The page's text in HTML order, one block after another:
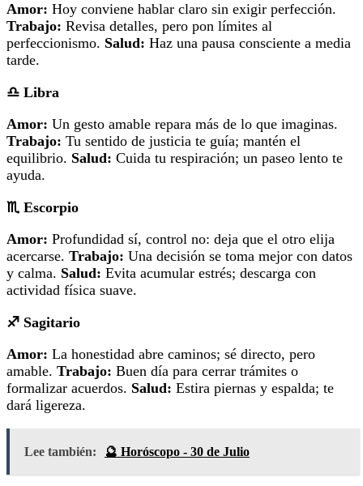
Amor: Hoy conviene hablar claro sin exigir perfección.
Trabajo: Revisa detalles, pero pon límites al
perfeccionismo. Salud: Haz una pausa consciente a media
tarde.
♎ Libra
Amor: Un gesto amable repara más de lo que imaginas.
Trabajo: Tu sentido de justicia te guía; mantén el
equilibrio. Salud: Cuida tu respiración; un paseo lento te
ayuda.
♏Escorpio
Amor: Profundidad sí, control no: deja que el otro elija
acercarse. Trabajo: Una decisión se toma mejor con datos
y calma. Salud: Evita acumular estrés; descarga con
actividad física suave.
♐ Sagitario
Amor: La honestidad abre caminos; sé directo, pero
amable. Trabajo: Buen día para cerrar trámites o
formalizar acuerdos. Salud: Estira piernas y espalda; te
dará ligereza.
Lee también: 🔮 Horóscopo - 30 de Julio